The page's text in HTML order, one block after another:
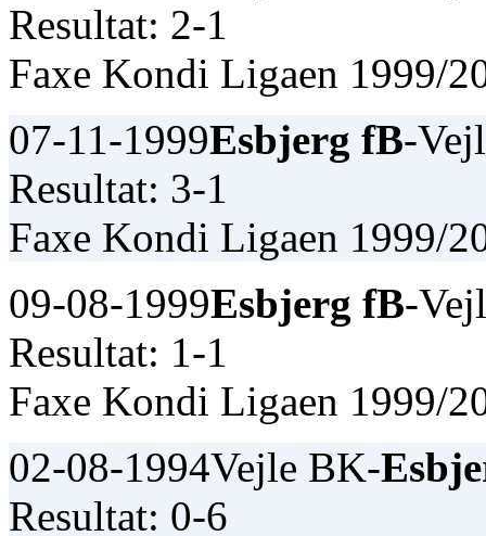
Resultat: 2-1
Faxe Kondi Ligaen 1999/
07-11-1999Esbjerg fB-
Resultat: 3-1
Faxe Kondi Ligaen 1999/
09-08-1999Esbjerg fB-
Resultat: 1-1
Faxe Kondi Ligaen 1999/
02-08-1994Vejle BK-
Resultat: 0-6